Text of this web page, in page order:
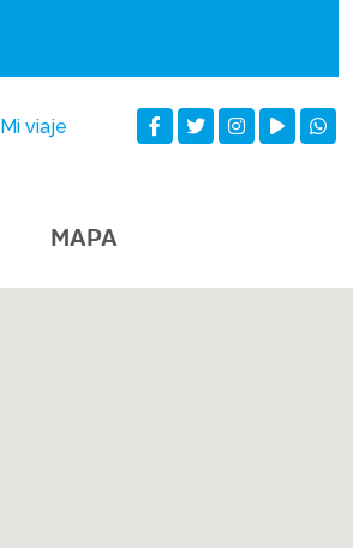
Mi viaje
MAPA